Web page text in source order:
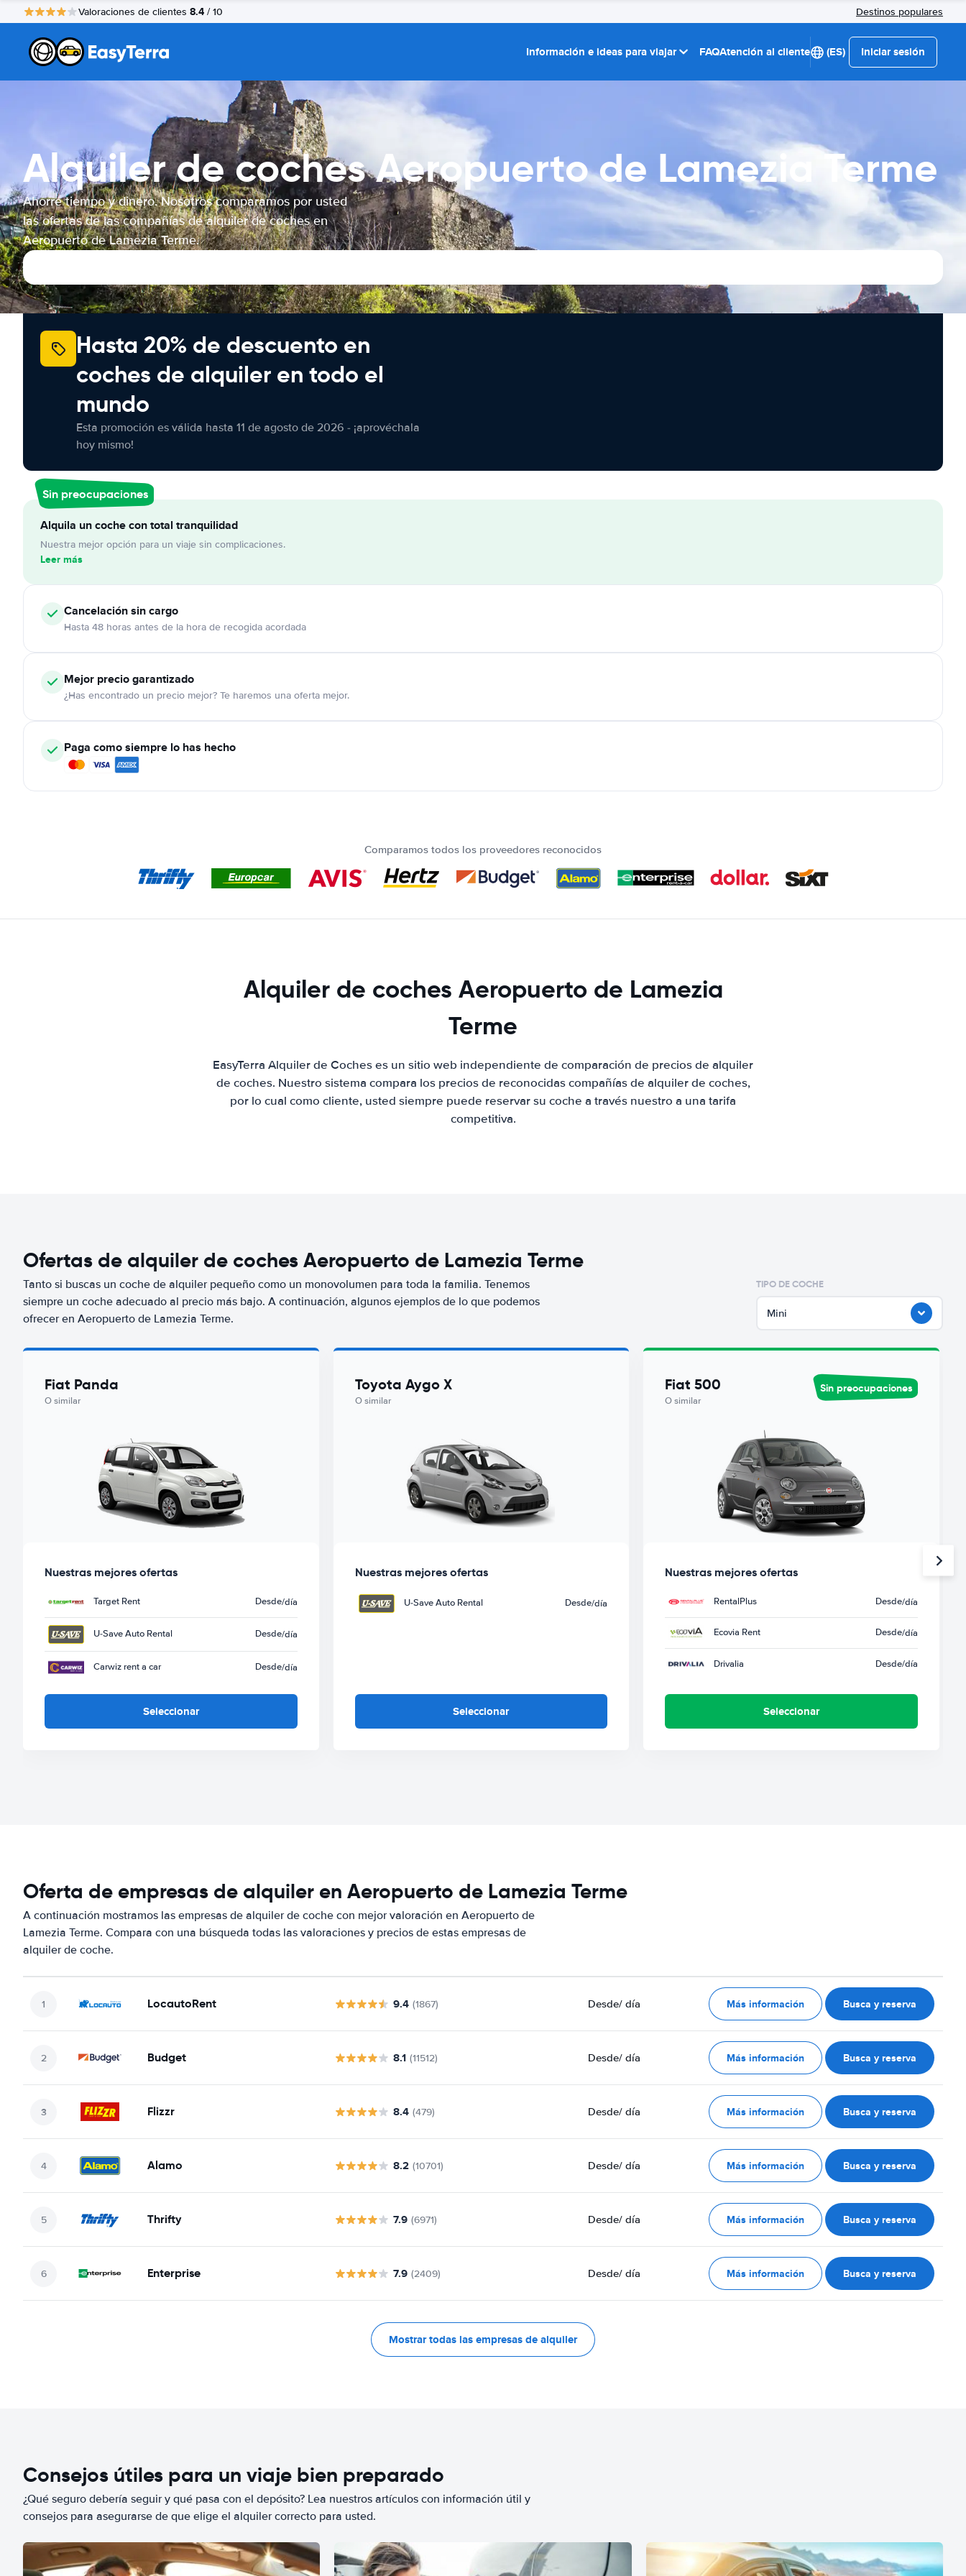
Valoraciones de clientes 8.4 / 10 Destinos populares
Información e ideas para viajar FAQAtención al cliente (ES) Iniciar sesión
Alquiler de coches Aeropuerto de Lamezia Terme
Ahorre tiempo y dinero. Nosotros comparamos por usted
las ofertas de las compañías de alquiler de coches en
Aeropuerto de Lamezia Terme.
Hasta 20% de descuento en
coches de alquiler en todo el
mundo
Esta promoción es válida hasta 11 de agosto de 2026 - ¡aprovéchala
hoy mismo!
Sin preocupaciones
Alquila un coche con total tranquilidad
Nuestra mejor opción para un viaje sin complicaciones.
Leer más
Cancelaciónsin cargo
Hasta 48 horas antes de la hora de recogida acordada
Mejor precio garantizado
¿Has encontrado un precio mejor? Te haremos una oferta mejor.
Paga como siempre lo has hecho
Comparamos todos los proveedores reconocidos
Alquiler de coches Aeropuerto de Lamezia
Terme
EasyTerra Alquiler de Coches es un sitio web independiente de comparación de precios de alquiler
de coches. Nuestro sistema compara los precios de reconocidas compañías de alquiler de coches,
por lo cual como cliente, usted siempre puede reservar su coche a través nuestro a una tarifa
competitiva.
Ofertas de alquiler de coches Aeropuerto de Lamezia Terme
Tanto si buscas un coche de alquiler pequeño como un monovolumen para toda la familia. Tenemos
siempre un coche adecuado al precio más bajo. A continuación, algunos ejemplos de lo que podemos
ofrecer en Aeropuerto de Lamezia Terme.
TIPO DE COCHE
Mini
Fiat Panda
O similar
Nuestras mejores ofertas
Target Rent Desde/día
U-Save Auto Rental Desde/día
Carwiz rent a car Desde/día
Seleccionar
Toyota Aygo X
O similar
Nuestras mejores ofertas
U-Save Auto Rental Desde/día
Seleccionar
Fiat 500
O similar
Sin preocupaciones
Nuestras mejores ofertas
RentalPlus Desde/día
Ecovia Rent Desde/día
Drivalia Desde/día
Seleccionar
Oferta de empresas de alquiler en Aeropuerto de Lamezia Terme
A continuación mostramos las empresas de alquiler de coche con mejor valoración en Aeropuerto de
Lamezia Terme. Compara con una búsqueda todas las valoraciones y precios de estas empresas de
alquiler de coche.
LocautoRent 9.4 (1867) Desde/ día Más información Busca y reserva
Budget 8.1 (11512) Desde/ día Más información Busca y reserva
Flizzr 8.4 (479) Desde/ día Más información Busca y reserva
Alamo 8.2 (10701) Desde/ día Más información Busca y reserva
Thrifty 7.9 (6971) Desde/ día Más información Busca y reserva
Enterprise 7.9 (2409) Desde/ día Más información Busca y reserva
Mostrar todas las empresas de alquiler
Consejos útiles para un viaje bien preparado
¿Qué seguro debería seguir y qué pasa con el depósito? Lea nuestros artículos con información útil y
consejos para asegurarse de que elige el alquiler correcto para usted.